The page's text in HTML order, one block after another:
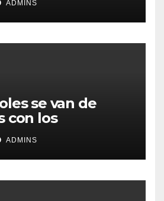
su agenda de
ADMINS
se van de
con los
hasta un 21%
el año pasado
disparados
ADMINS